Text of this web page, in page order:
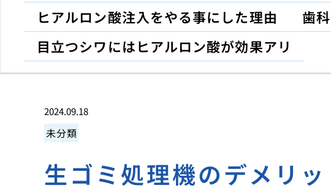
ヒアルロン酸注入をやる事にした理由
歯
目立つシワにはヒアルロン酸が効果アリ
2024.09.18
未分類
生ゴミ処理機のデメリ